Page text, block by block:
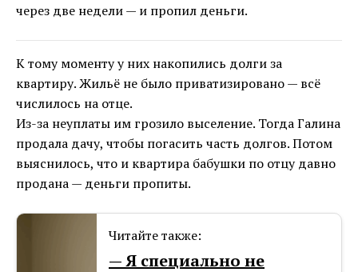
через две недели — и пропил деньги.
К тому моменту у них накопились долги за
квартиру. Жильё не было приватизировано — всё
числилось на отце.
Из-за неуплаты им грозило выселение. Тогда Галина
продала дачу, чтобы погасить часть долгов. Потом
выяснилось, что и квартира бабушки по отцу давно
продана — деньги пропиты.
Читайте также:
— Я специально не